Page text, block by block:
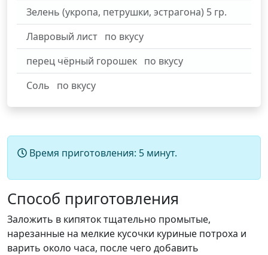
Зелень (укропа, петрушки, эстрагона) 5 гр.
Лавровый лист по вкусу
перец чёрный горошек по вкусу
Соль
по вкусу
Время приготовления: 5 минут.
Способ приготовления
Заложить в кипяток тщательно промытые,
нарезанные на мелкие кусочки куриные потроха и
варить около часа, после чего добавить